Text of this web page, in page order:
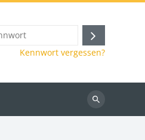
Anmelden
Kennwort vergessen?
Kurse